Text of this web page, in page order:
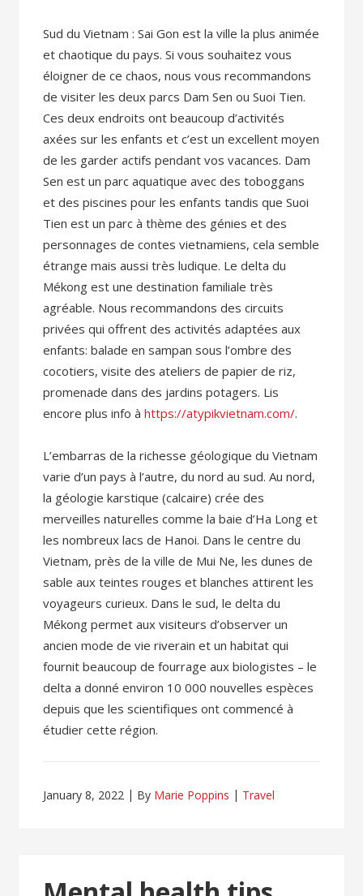
Sud du Vietnam : Sai Gon est la ville la plus animée
et chaotique du pays. Si vous souhaitez vous
éloigner de ce chaos, nous vous recommandons
de visiter les deux parcs Dam Sen ou Suoi Tien.
Ces deux endroits ont beaucoup d’activités
axées sur les enfants et c’est un excellent moyen
de les garder actifs pendant vos vacances. Dam
Sen est un parc aquatique avec des toboggans
et des piscines pour les enfants tandis que Suoi
Tien est un parc à thème des génies et des
personnages de contes vietnamiens, cela semble
étrange mais aussi très ludique. Le delta du
Mékong est une destination familiale très
agréable. Nous recommandons des circuits
privées qui offrent des activités adaptées aux
enfants: balade en sampan sous l’ombre des
cocotiers, visite des ateliers de papier de riz,
promenade dans des jardins potagers. Lis
encore plus info àhttps://atypikvietnam.com/.
L’embarras de la richesse géologique du Vietnam
varie d’un pays à l’autre, du nord au sud. Au nord,
la géologie karstique (calcaire) crée des
merveilles naturelles comme la baie d’Ha Long et
les nombreux lacs de Hanoi. Dans le centre du
Vietnam, près de la ville de Mui Ne, les dunes de
sable aux teintes rouges et blanches attirent les
voyageurs curieux. Dans le sud, le delta du
Mékong permet aux visiteurs d’observer un
ancien mode de vie riverain et un habitat qui
fournit beaucoup de fourrage aux biologistes – le
delta a donné environ 10 000 nouvelles espèces
depuis que les scientifiques ont commencé à
étudier cette région.
January 8, 2022 By Marie Poppins Travel